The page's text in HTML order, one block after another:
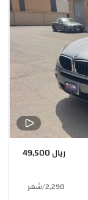
ريال 49,500
2,290
/شهر